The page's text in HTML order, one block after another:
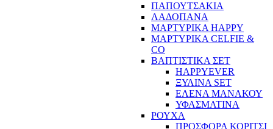
ΠΑΠΟΥΤΣΑΚΙΑ
ΛΑΔΟΠΑΝΑ
ΜΑΡΤΥΡΙΚΑ HAPPY
ΜΑΡΤΥΡΙΚΑ CELFIE &
CO
ΒΑΠΤΙΣΤΙΚΑ ΣΕΤ
HAPPYEVER
ΞΥΛΙΝΑ SET
ΕΛΕΝΑ ΜΑΝΑΚΟΥ
ΥΦΑΣΜΑΤΙΝΑ
ΡΟΥΧΑ
ΠΡΟΣΦΟΡΑ ΚΟΡΙΤΣΙ